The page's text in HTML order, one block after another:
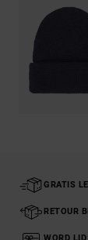
GRATIS
RETOUR